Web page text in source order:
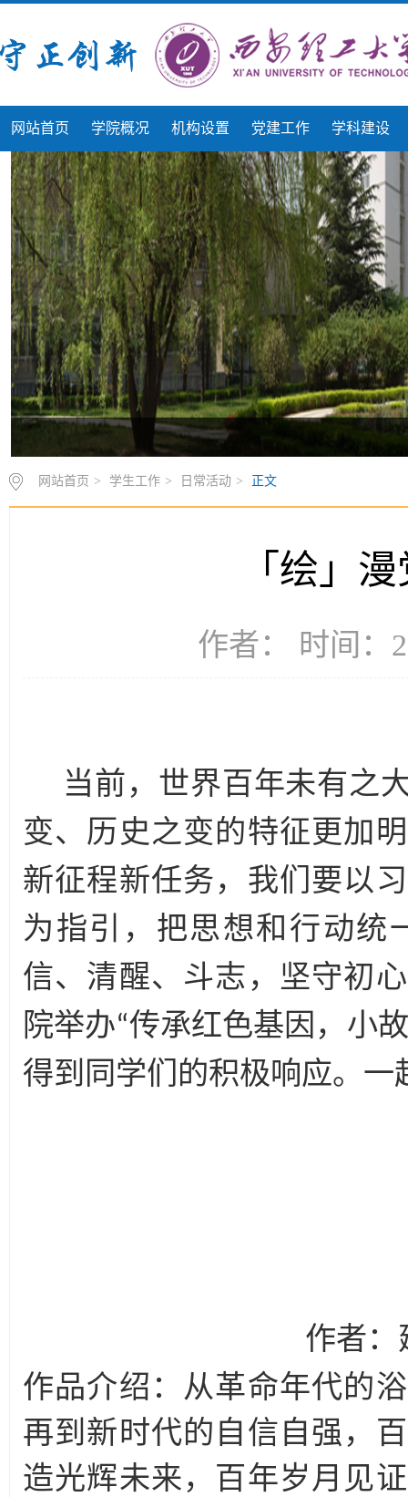
网站首页 学院概况 机构设置 党建工作 学科建设
网站首页 > 学生工作 > 日常活动 > 正文
「绘」
作者： 时间：
当前，世界百年未有之
变、历史之变的特征更加
新征程新任务，我们要以
为指引，把思想和行动统
信、清醒、斗志，坚守初
院举办“传承红色基因，小
得到同学们的积极响应。
作者：
作品介绍：从革命年代的
再到新时代的自信自强，
造光辉未来，百年岁月见